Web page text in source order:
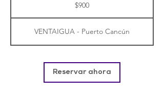
$900
VENTAIGUA - Puerto Cancún
Reservar ahora